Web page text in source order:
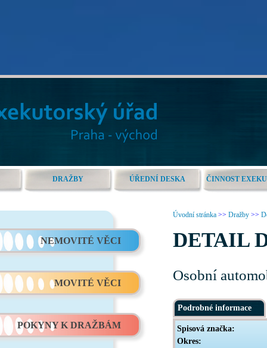
DRAŽBY ÚŘEDNÍ DESKA ČINNOST
NEMOVITÉ VĚCI
MOVITÉ VĚCI
POKYNY K DRAŽBÁM
Úvodní stránka >> Dražby >>
DETAIL
Osobní
Podrobné informace
Spisová značka:
Okres: